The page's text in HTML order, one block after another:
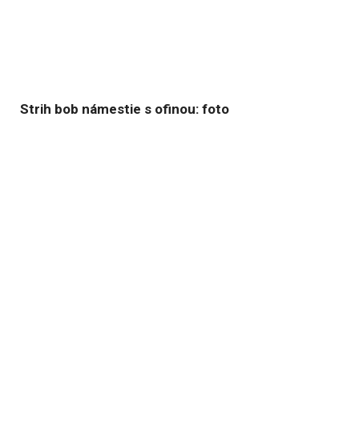
Strih bob námestie s ofinou: foto